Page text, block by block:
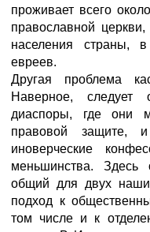
проживает всего
православной
населения страны,
евреев.
Другая проблема
Наверное, следует
диаспоры, где они
правовой защите,
иноверческие
меньшинства. Здесь
общий для двух
подход к
том числе и к